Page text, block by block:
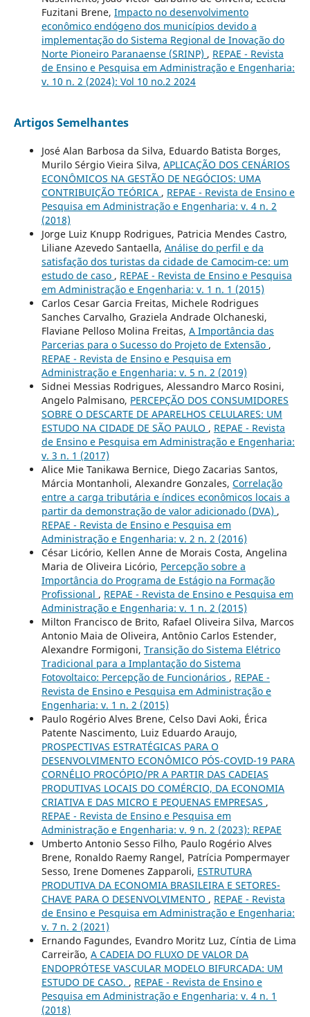
Fuzitani Brene, Impacto no desenvolvimento
econômico endógeno dos municípios devido a
implementação do Sistema Regional de Inovação do
Norte Pioneiro Paranaense (SRINP) , REPAE - Revista
de Ensino e Pesquisa em Administração e Engenharia:
v. 10 n. 2 (2024): Vol 10 no.2 2024
Artigos Semelhantes
José Alan Barbosa da Silva, Eduardo Batista Borges,
Murilo Sérgio Vieira Silva, APLICAÇÃO DOS CENÁRIOS
ECONÔMICOS NA GESTÃO DE NEGÓCIOS: UMA
CONTRIBUIÇÃO TEÓRICA , REPAE - Revista de Ensino e
Pesquisa em Administração e Engenharia: v. 4 n. 2
(2018)
Jorge Luiz Knupp Rodrigues, Patricia Mendes Castro,
Liliane Azevedo Santaella, Análise do perfil e da
satisfação dos turistas da cidade de Camocim-ce: um
estudo de caso , REPAE - Revista de Ensino e Pesquisa
em Administração e Engenharia: v. 1 n. 1 (2015)
Carlos Cesar Garcia Freitas, Michele Rodrigues
Sanches Carvalho, Graziela Andrade Olchaneski,
Flaviane Pelloso Molina Freitas, A Importância das
Parcerias para o Sucesso do Projeto de Extensão ,
REPAE - Revista de Ensino e Pesquisa em
Administração e Engenharia: v. 5 n. 2 (2019)
Sidnei Messias Rodrigues, Alessandro Marco Rosini,
Angelo Palmisano, PERCEPÇÃO DOS CONSUMIDORES
SOBRE O DESCARTE DE APARELHOS CELULARES: UM
ESTUDO NA CIDADE DE SÃO PAULO , REPAE - Revista
de Ensino e Pesquisa em Administração e Engenharia:
v. 3 n. 1 (2017)
Alice Mie Tanikawa Bernice, Diego Zacarias Santos,
Márcia Montanholi, Alexandre Gonzales, Correlação
entre a carga tributária e índices econômicos locais a
partir da demonstração de valor adicionado (DVA) ,
REPAE - Revista de Ensino e Pesquisa em
Administração e Engenharia: v. 2 n. 2 (2016)
César Licório, Kellen Anne de Morais Costa, Angelina
Maria de Oliveira Licório, Percepção sobre a
Importância do Programa de Estágio na Formação
Profissional , REPAE - Revista de Ensino e Pesquisa em
Administração e Engenharia: v. 1 n. 2 (2015)
Milton Francisco de Brito, Rafael Oliveira Silva, Marcos
Antonio Maia de Oliveira, Antônio Carlos Estender,
Alexandre Formigoni, Transição do Sistema Elétrico
Tradicional para a Implantação do Sistema
Fotovoltaico: Percepção de Funcionários , REPAE -
Revista de Ensino e Pesquisa em Administração e
Engenharia: v. 1 n. 2 (2015)
Paulo Rogério Alves Brene, Celso Davi Aoki, Érica
Patente Nascimento, Luiz Eduardo Araujo,
PROSPECTIVAS ESTRATÉGICAS PARA O
DESENVOLVIMENTO ECONÔMICO PÓS-COVID-19 PARA
CORNÉLIO PROCÓPIO/PR A PARTIR DAS CADEIAS
PRODUTIVAS LOCAIS DO COMÉRCIO, DA ECONOMIA
CRIATIVA E DAS MICRO E PEQUENAS EMPRESAS ,
REPAE - Revista de Ensino e Pesquisa em
Administração e Engenharia: v. 9 n. 2 (2023): REPAE
Umberto Antonio Sesso Filho, Paulo Rogério Alves
Brene, Ronaldo Raemy Rangel, Patrícia Pompermayer
Sesso, Irene Domenes Zapparoli, ESTRUTURA
PRODUTIVA DA ECONOMIA BRASILEIRA E SETORES-
CHAVE PARA O DESENVOLVIMENTO , REPAE - Revista
de Ensino e Pesquisa em Administração e Engenharia:
v. 7 n. 2 (2021)
Ernando Fagundes, Evandro Moritz Luz, Cíntia de Lima
Carreirão, A CADEIA DO FLUXO DE VALOR DA
ENDOPRÓTESE VASCULAR MODELO BIFURCADA: UM
ESTUDO DE CASO. , REPAE - Revista de Ensino e
Pesquisa em Administração e Engenharia: v. 4 n. 1
(2018)